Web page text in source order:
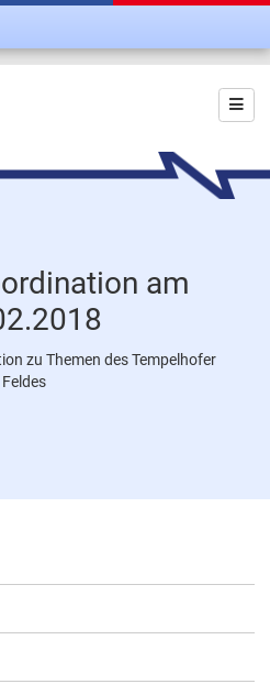
am
zu Themen des Tempelhofer
Feldes